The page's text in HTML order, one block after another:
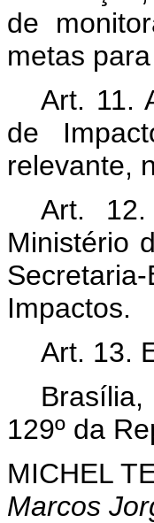
de
metas
Art. 11.
de
relevante,
Art.
Ministério
Impactos.
Art. 13.
129º da
MICHEL
Marcos